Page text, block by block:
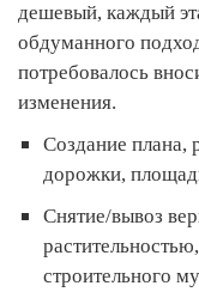
дешевый, каждый
обдуманного
потребовалось
изменения.
Создание плана,
дорожки,
Снятие/вывоз
строительного